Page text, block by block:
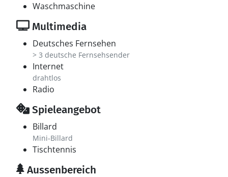
Waschmaschine
Multimedia
Deutsches Fernsehen
> 3 deutsche Fernsehsender
Internet
drahtlos
Radio
Spieleangebot
Billard
Mini-Billard
Tischtennis
Aussenbereich